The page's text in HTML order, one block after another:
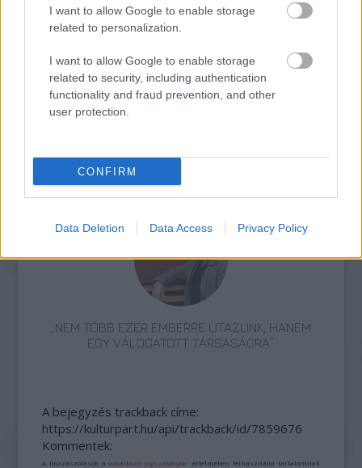
I want to allow Google to enable storage
related to personalization.
I want to allow Google to enable storage
related to security, including authentication
functionality and fraud prevention, and other
user protection.
CONFIRM
Data Deletion Data Access Privacy Policy
ETNOFON AZ I. ONIFESZT-EN
„NEM TÖBB EZER EMBERRE UTAZUNK, HANEM
EGY VÁLOGATOTT TÁRSASÁGRA”
A bejegyzés trackback címe:
https://kulturpart.hu/api/trackback/id/7859676
Kommentek:
A hozzászólások avonatkozó jogszabályok értelmében felhasználói tartalomnak